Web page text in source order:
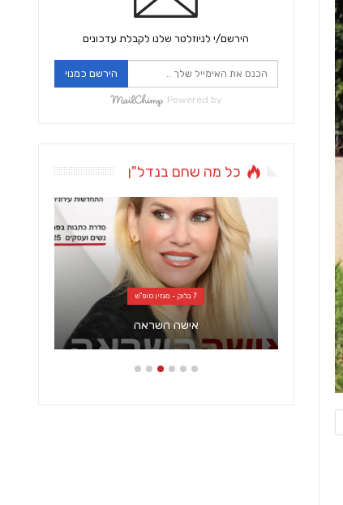
הירשם/י לניוזלטר שלנו לקבלת עדכונים
הירשם כמנוי
Powered by
כל מה שחם בנדל"ן
7 בלוק - מגזין סופ"ש
אישה השראה